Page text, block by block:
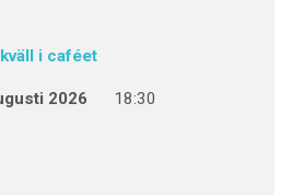
i caféet
2026 18:30